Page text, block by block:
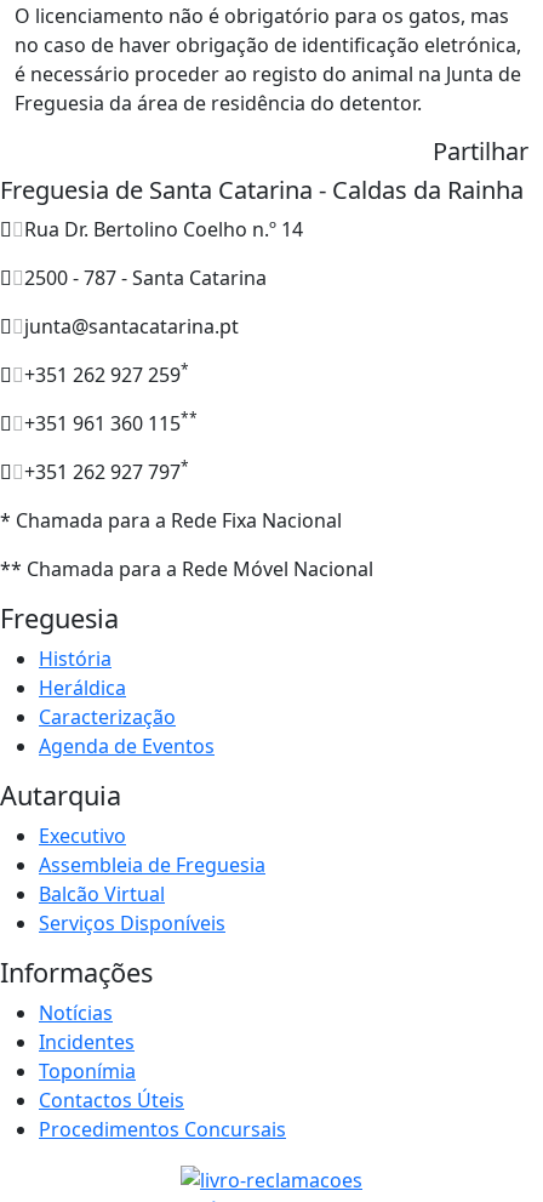
O licenciamento não é obrigatório para os gatos, mas
no caso de haver obrigação de identificação eletrónica,
é necessário proceder ao registo do animal na Junta de
Freguesia da área de residência do detentor.
Partilhar
Freguesia de Santa Catarina - Caldas da Rainha
Rua Dr. Bertolino Coelho n.º 14
2500 - 787 - Santa Catarina
junta@santacatarina.pt
+351 262 927 259*
+351 961 360 115**
+351 262 927 797*
* Chamada para a Rede Fixa Nacional
** Chamada para a Rede Móvel Nacional
Freguesia
História
Heráldica
Caracterização
Agenda de Eventos
Autarquia
Executivo
Assembleia de Freguesia
Balcão Virtual
Serviços Disponíveis
Informações
Notícias
Incidentes
Toponímia
Contactos Úteis
Procedimentos Concursais